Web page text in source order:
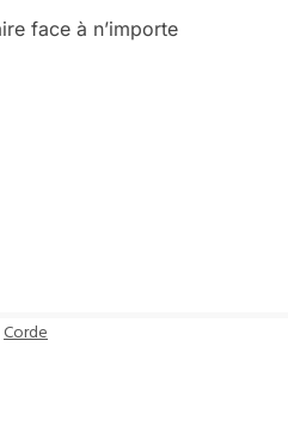
face à n’importe
Corde